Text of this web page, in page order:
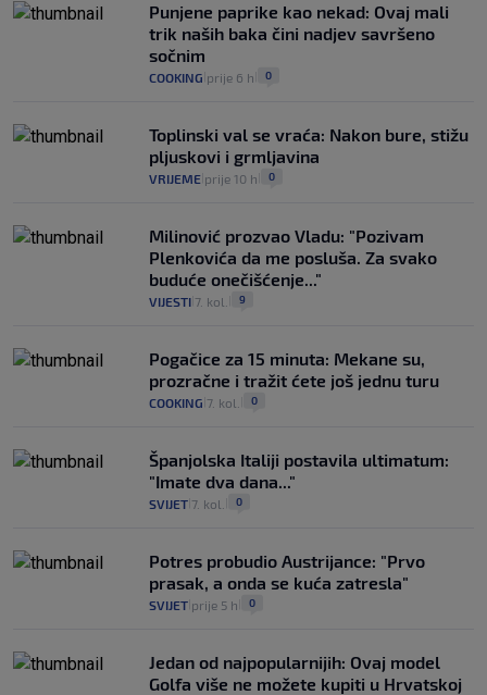
Punjene paprike kao nekad: Ovaj mali
trik naših baka čini nadjev savršeno
sočnim
COOKING prije 6 h 0
Toplinski val se vraća: Nakon bure, stižu
pljuskovi i grmljavina
VRIJEME prije 10 h 0
Milinović prozvao Vladu: "Pozivam
Plenkovića da me posluša. Za svako
buduće onečišćenje..."
VIJESTI 7. kol. 9
Pogačice za 15 minuta: Mekane su,
prozračne i tražit ćete još jednu turu
COOKING 7. kol. 0
Španjolska Italiji postavila ultimatum:
"Imate dva dana..."
SVIJET 7. kol. 0
Potres probudio Austrijance: "Prvo
prasak, a onda se kuća zatresla"
SVIJET prije 5 h 0
Jedan od najpopularnijih: Ovaj model
Golfa više ne možete kupiti u Hrvatskoj